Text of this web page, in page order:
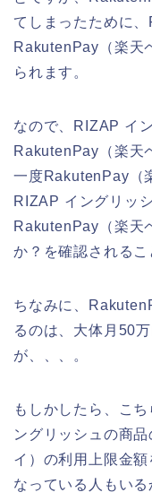
てしまったために
RakutenPay（楽天
られます。
なので、RIZAP イ
RakutenPay（楽天
一度RakutenPay（
RIZAP イングリッ
RakutenPay（楽天
か？を確認される
ちなみに、
るのは、大体月50
が、、、。
もしかしたら、こ
ングリッシュの商
イ）の利用上限金
なっている人もいる